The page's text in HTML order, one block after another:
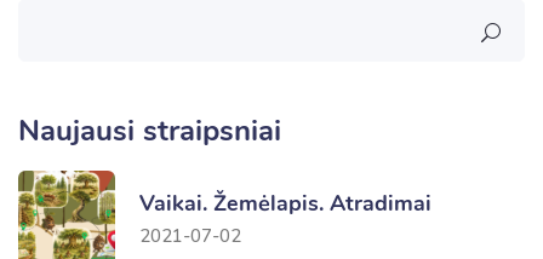
Naujausi straipsniai
Vaikai. Žemėlapis. Atradimai
2021-07-02